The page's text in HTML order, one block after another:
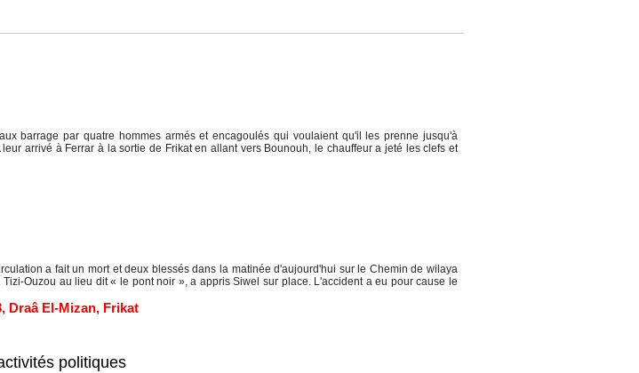
barrage par quatre hommes armés et encagoulés qui voulaient qu'il les prenne jusqu'à
arrivé à Ferrar à la sortie de Frikat en allant vers Bounouh, le chauffeur a jeté les clefs et
a fait un mort et deux blessés dans la matinée d'aujourd'hui sur le Chemin de wilaya
Ouzou au lieu dit « le pont noir », a appris Siwel sur place. L'accident a eu pour cause le
, Draâ El-Mizan, Frikat
politiques